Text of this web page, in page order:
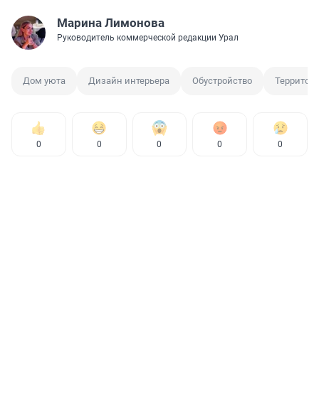
Марина Лимонова
Руководитель коммерческой редакции Урал
Дом уюта Дизайн интерьера Обустройство
0 0 0 0 0